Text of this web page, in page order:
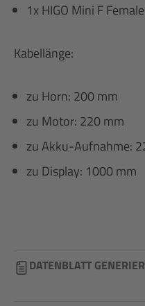
1x HIGO Mini F
Kabellänge:
zu Horn: 200 mm
zu Motor: 220 mm
zu Akku-Aufnahme:
zu Display: 1000 mm
DATENBLATT